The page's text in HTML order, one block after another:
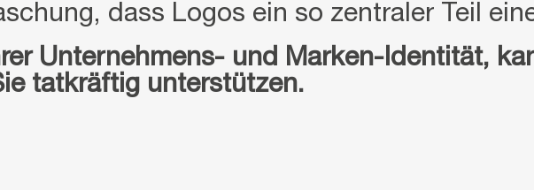
dass Logos ein so zentraler Teil
Unternehmens- und Marken-Identität,
tatkräftig unterstützen.